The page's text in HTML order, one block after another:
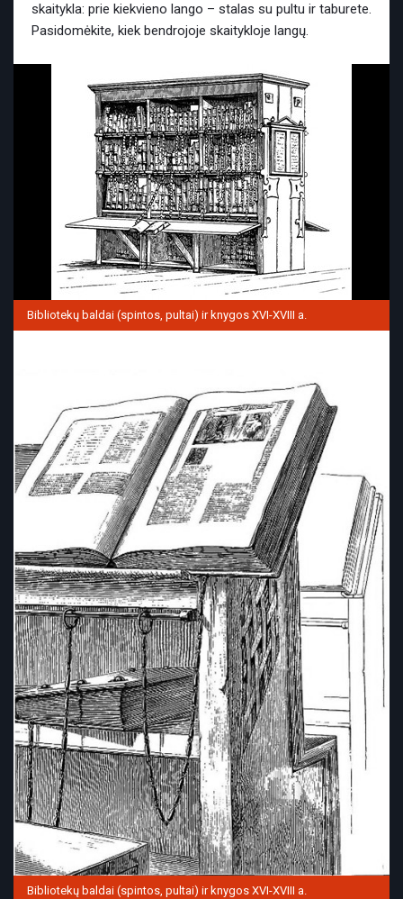
skaitykla: prie kiekvieno lango – stalas su pultu ir taburete.
Pasidomėkite, kiek bendrojoje skaitykloje langų.
Bibliotekų baldai (spintos, pultai) ir knygos XVI-XVIII a.
Bibliotekų baldai (spintos, pultai) ir knygos XVI-XVIII a.